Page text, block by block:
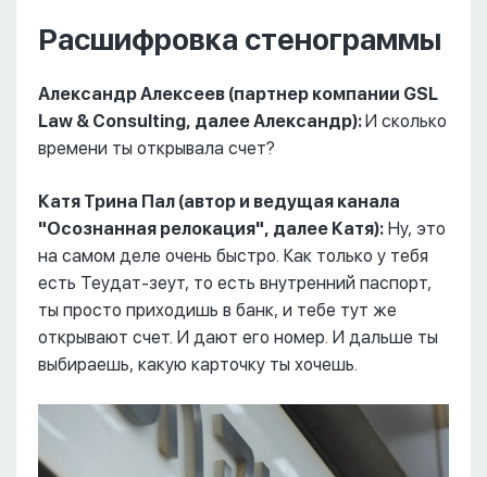
Расшифровка стенограммы
Александр Алексеев (партнер компании GSL
Law & Consulting, далее Александр):И сколько
времени ты открывала счет?
Катя Трина Пал (автор и ведущая канала
"Осознанная релокация", далее Катя): Ну, это
на самом деле очень быстро. Как только у тебя
есть Теудат-зеут, то есть внутренний паспорт,
ты просто приходишь в банк, и тебе тут же
открывают счет. И дают его номер. И дальше ты
выбираешь, какую карточку ты хочешь.